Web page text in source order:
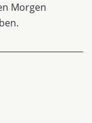
Morgen